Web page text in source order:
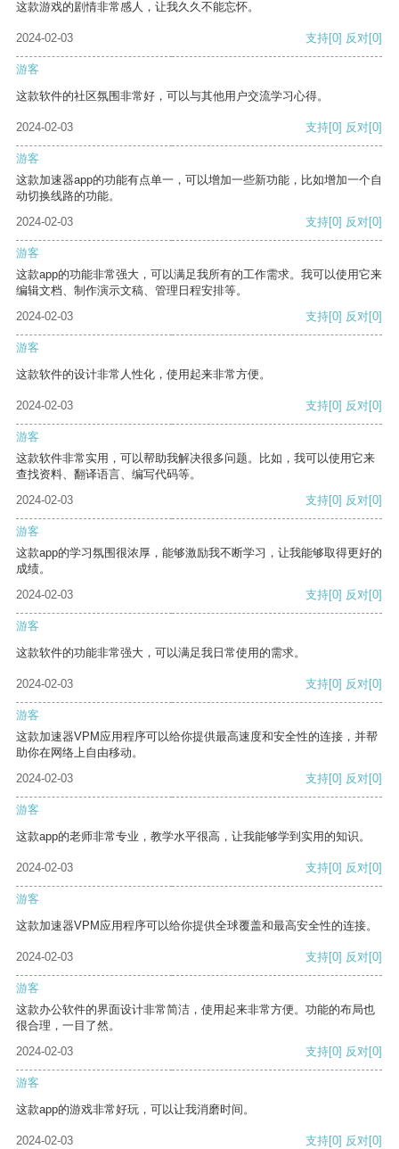
这款游戏的剧情非常感人，让我久久不能忘怀。
2024-02-03 支持[0] 反对[0]
游客
这款软件的社区氛围非常好，可以与其他用户交流学习心得。
2024-02-03 支持[0] 反对[0]
游客
这款加速器app的功能有点单一，可以增加一些新功能，比如增加一个自
动切换线路的功能。
2024-02-03
支持[0] 反对[0]
游客
这款app的功能非常强大，可以满足我所有的工作需求。我可以使用它来
编辑文档、制作演示文稿、管理日程安排等。
2024-02-03
支持[0] 反对[0]
游客
这款软件的设计非常人性化，使用起来非常方便。
2024-02-03 支持[0] 反对[0]
游客
这款软件非常实用，可以帮助我解决很多问题。比如，我可以使用它来
查找资料、翻译语言、编写代码等。
2024-02-03
支持[0] 反对[0]
游客
这款app的学习氛围很浓厚，能够激励我不断学习，让我能够取得更好的
成绩。
2024-02-03
支持[0] 反对[0]
游客
这款软件的功能非常强大，可以满足我日常使用的需求。
2024-02-03 支持[0] 反对[0]
游客
这款加速器VPM应用程序可以给你提供最高速度和安全性的连接，并帮
助你在网络上自由移动。
2024-02-03
支持[0] 反对[0]
游客
这款app的老师非常专业，教学水平很高，让我能够学到实用的知识。
2024-02-03 支持[0] 反对[0]
游客
这款加速器VPM应用程序可以给你提供全球覆盖和最高安全性的连接。
2024-02-03 支持[0] 反对[0]
游客
这款办公软件的界面设计非常简洁，使用起来非常方便。功能的布局也
很合理，一目了然。
2024-02-03
支持[0] 反对[0]
游客
这款app的游戏非常好玩，可以让我消磨时间。
2024-02-03 支持[0] 反对[0]